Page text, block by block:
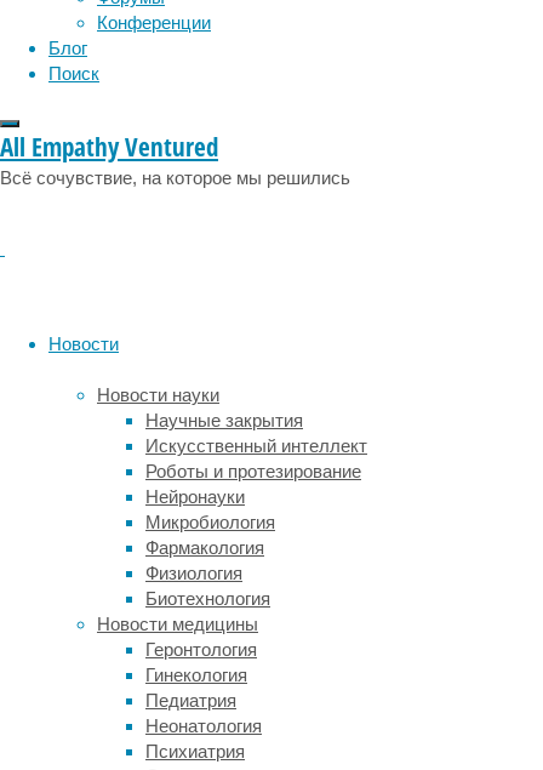
Конференции
Блог
Поиск
All Empathy Ventured
Всё сочувствие, на которое мы решились
Новости
Новости науки
Научные закрытия
Искусственный интеллект
Роботы и протезирование
Нейронауки
Микробиология
Фармакология
Физиология
Биотехнология
Новости медицины
Геронтология
Гинекология
Педиатрия
Неонатология
Психиатрия
—
которых
мы
даче.
у
восемь
своей
морфологии
значительно
отличаются
привычных
паукообразных.
Морские